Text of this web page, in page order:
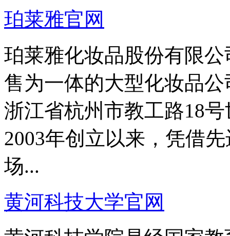
珀莱雅官网
珀莱雅化妆品股份有限
售为一体的大型化妆品
浙江省杭州市教工路18
2003年创立以来，凭借
场...
黄河科技大学官网